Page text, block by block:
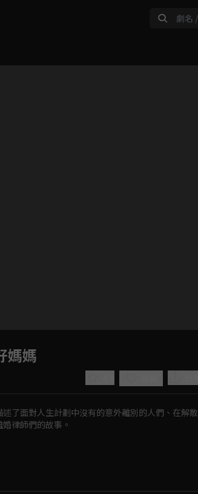
媽媽
了面對人生計劃中沒有的意外離別的人們、在解散
律師們的故事。